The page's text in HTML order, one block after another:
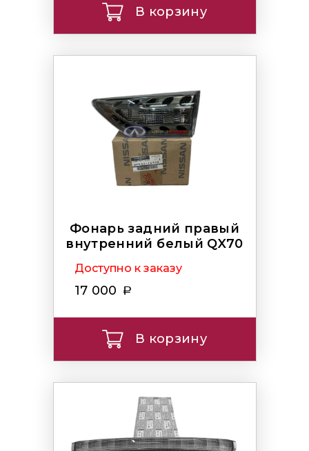
В корзину
Фонарь задний правый
внутренний белый QX70
Доступно к заказу
17 000
В корзину